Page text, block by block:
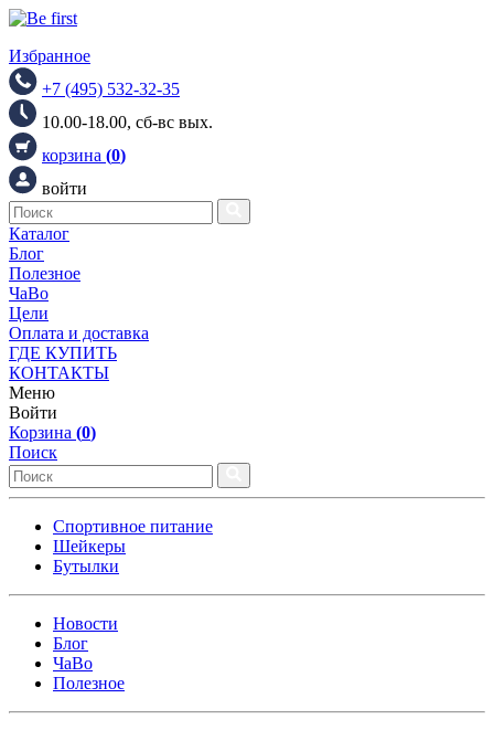
Избранное
+7 (495) 532-32-35
10.00-18.00, сб-вс вых.
корзина (0)
войти
Каталог
Блог
Полезное
ЧаВо
Цели
Оплата и доставка
ГДЕ КУПИТЬ
КОНТАКТЫ
Меню
Войти
Корзина (0)
Поиск
Спортивное питание
Шейкеры
Бутылки
Новости
Блог
ЧаВо
Полезное